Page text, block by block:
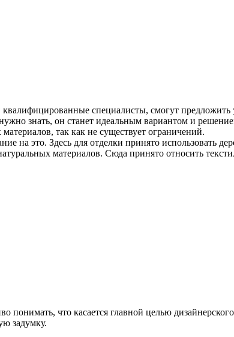
специалисты, смогут предложить
знать, он станет идеальным вариантом и
так как не существует ограничений.
на это. Здесь для отделки принято использовать
материалов. Сюда принято относить
что касается главной целью
задумку.